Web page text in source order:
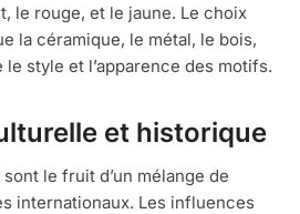
le rouge, et le jaune. Le choix
la céramique, le métal, le bois,
style et l’apparence des motifs.
et historique
le fruit d’un mélange de
internationaux. Les influences